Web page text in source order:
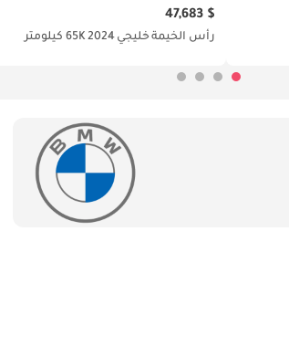
$ 47,683
رأس الخيمة خليجي 202465K كيلومتر